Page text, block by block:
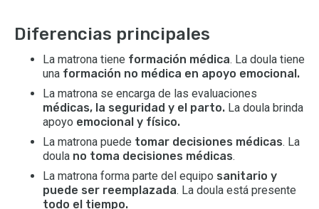
Diferencias principales
La matrona tiene formación médica. La doula tiene
una formación no médica en apoyo emocional.
La matrona se encarga de las evaluaciones
médicas, la seguridad y el parto. La doula brinda
apoyo emocional y físico.
La matrona puede tomar decisiones médicas. La
doula no toma decisiones médicas.
La matrona forma parte del equipo sanitario y
puede ser reemplazada. La doula está presente
todo el tiempo.